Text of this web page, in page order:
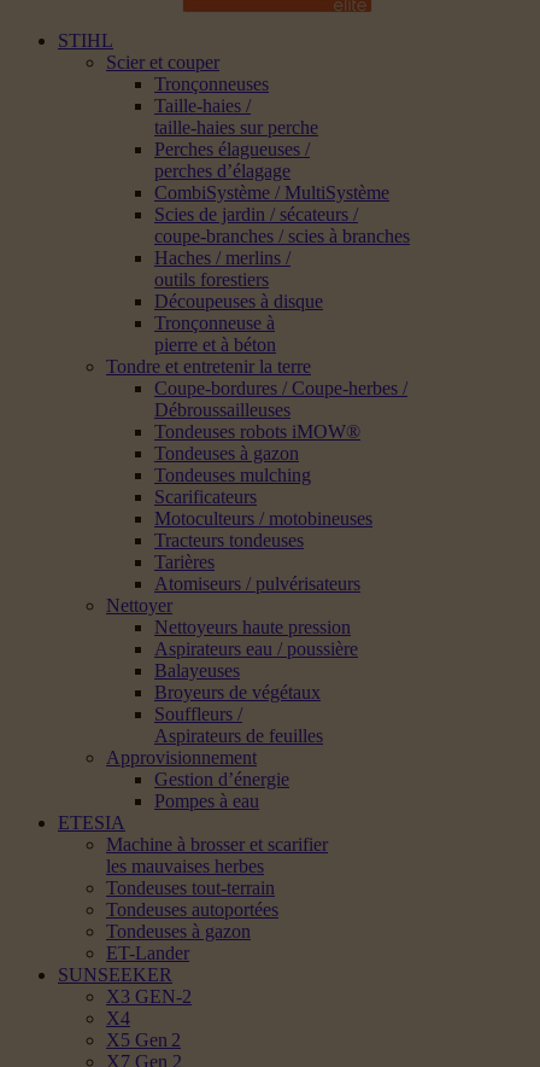
STIHL
Scier et couper
Tronçonneuses
Taille-haies /
taille-haies sur perche
Perches élagueuses /
perches d’élagage
CombiSystème / MultiSystème
Scies de jardin / sécateurs /
coupe-branches / scies à branches
Haches / merlins /
outils forestiers
Découpeuses à disque
Tronçonneuse à
pierre et à béton
Tondre et entretenir la terre
Coupe-bordures / Coupe-herbes /
Débroussailleuses
Tondeuses robots iMOW®
Tondeuses à gazon
Tondeuses mulching
Scarificateurs
Motoculteurs / motobineuses
Tracteurs tondeuses
Tarières
Atomiseurs / pulvérisateurs
Nettoyer
Nettoyeurs haute pression
Aspirateurs eau / poussière
Balayeuses
Broyeurs de végétaux
Souffleurs /
Aspirateurs de feuilles
Approvisionnement
Gestion d’énergie
Pompes à eau
ETESIA
Machine à brosser et scarifier
les mauvaises herbes
Tondeuses tout-terrain
Tondeuses autoportées
Tondeuses à gazon
ET-Lander
SUNSEEKER
X3 GEN-2
X4
X5 Gen 2
X7 Gen 2